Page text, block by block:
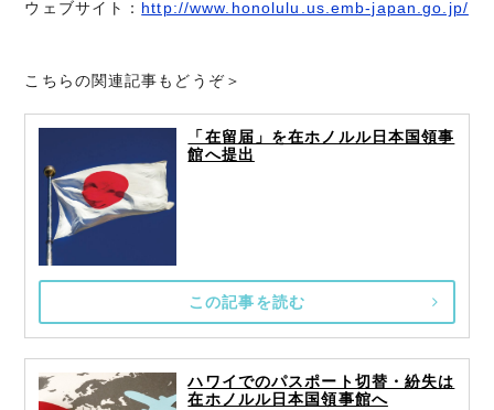
ウェブサイト： http://www.honolulu.us.emb-japan.go.jp/
こちらの関連記事もどうぞ＞
「在留届」を在ホノルル日本国領事
館へ提出
この記事を読む
ハワイでのパスポート切替・紛失は
在ホノルル日本国領事館へ